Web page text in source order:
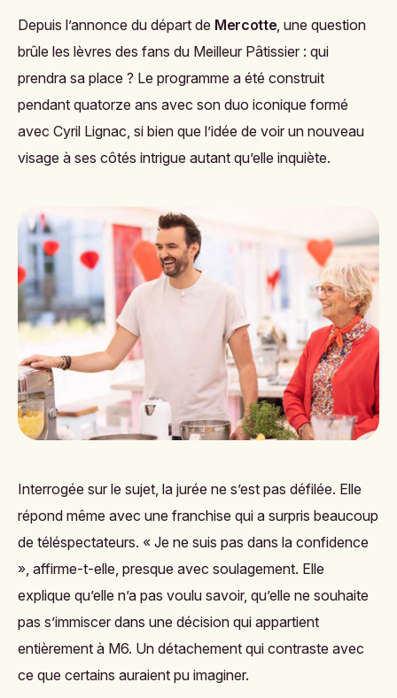
Depuis l’annonce du départ de Mercotte, une question
brûle les lèvres des fans du Meilleur Pâtissier : qui
prendra sa place ? Le programme a été construit
pendant quatorze ans avec son duo iconique formé
avec Cyril Lignac, si bien que l’idée de voir un nouveau
visage à ses côtés intrigue autant qu’elle inquiète.
Interrogée sur le sujet, la jurée ne s’est pas défilée. Elle
répond même avec une franchise qui a surpris beaucoup
de téléspectateurs. « Je ne suis pas dans la confidence
», affirme-t-elle, presque avec soulagement. Elle
explique qu’elle n’a pas voulu savoir, qu’elle ne souhaite
pas s’immiscer dans une décision qui appartient
entièrement à M6. Un détachement qui contraste avec
ce que certains auraient pu imaginer.